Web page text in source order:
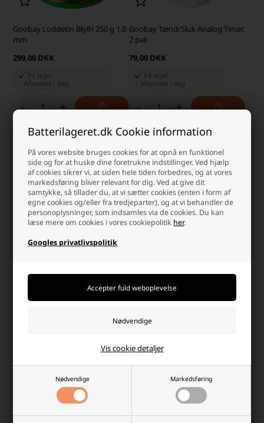
Batterilageret.dk Cookie information
På vores website bruges cookies for at opnå en funktionel
side og for at huske dine foretrukne indstillinger. Ved hjælp
af cookies sikrer vi, at siden hele tiden forbedres, og at vores
markedsføring bliver relevant for dig. Ved at give dit
samtykke, så tillader du, at vi sætter cookies (enten i form af
egne cookies og/eller fra tredjeparter), og at vi behandler de
personoplysninger, som indsamles via de cookies. Du kan
læse mere om cookies i vores cookiepolitik her.
Googles privatlivspolitik
Nødvendige Markedsføring
Vis cookie detaljer
Goobay Loddetin Blyfri 250 g 1,0
mm
299,00 DKK
På lager
Afsendes i dag
- +
Goobay Tænd/Sluk Analog Timer,
2 pak
79,00 DKK
På lager
Afsendes i dag
- +
Ikke på lager
339,00 DKK
Ikke på lager
-